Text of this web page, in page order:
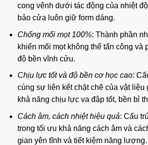
cong vênh dưới tác động của nhiệt
bảo cửa luôn giữ form dáng.
Chống mối mọt 100%: Thành phần
khiến mối mọt không thể tấn công và
độ bền vĩnh cửu.
Chịu lực tốt và độ bền cơ học cao:
cùng sự liên kết chặt chẽ của vật liệu
khả năng chịu lực va đập tốt, bền bỉ
Cách âm, cách nhiệt hiệu quả: Cấu
trong tối ưu khả năng cách âm và
gian yên tĩnh và tiết kiệm năng lượng.